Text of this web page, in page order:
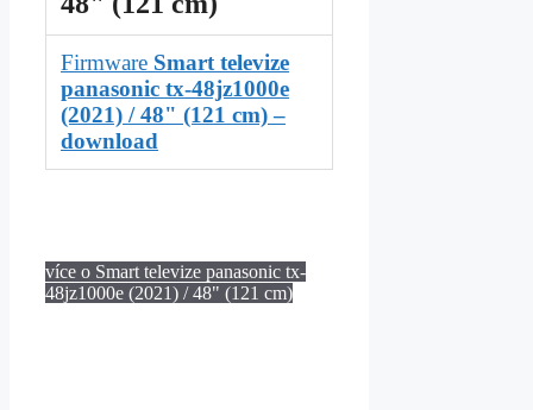
Firmware Smart televize
panasonic tx-48jz1000e
(2021) / 48" (121 cm) –
download
více o Smart televize panasonic tx-
48jz1000e (2021) / 48" (121 cm)